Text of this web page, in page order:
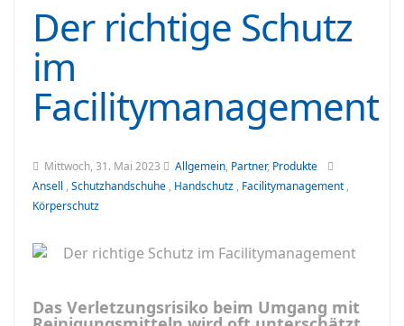
Der richtige Schutz
im
Facilitymanagement
Mittwoch, 31. Mai 2023 Allgemein, Partner, Produkte
Ansell , Schutzhandschuhe , Handschutz , Facilitymanagement ,
Körperschutz
Das Verletzungsrisiko beim Umgang mit